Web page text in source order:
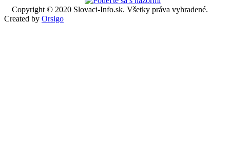
Copyright © 2020 Slovaci-Info.sk. Všetky práva vyhradené.
Created by Orsigo